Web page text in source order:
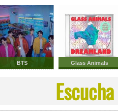
BTS Glass Animals